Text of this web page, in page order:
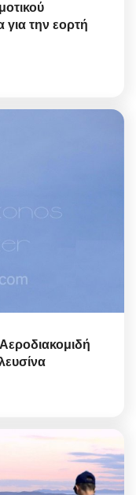
την εορτή